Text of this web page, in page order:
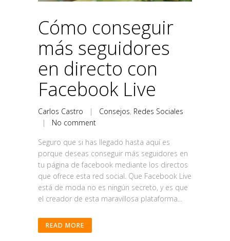
Cómo conseguir
más seguidores
en directo con
Facebook Live
Carlos Castro | Consejos, Redes Sociales
| No comment
Seguro que si has llegado hasta aquí es
porque deseas conseguir más seguidores en
tu página de facebook mediante los directos
que ofrece esta red social. Que Facebook Live
está de moda no es ningún secreto, y es que
el creador de esta maravillosa plataforma...
READ MORE